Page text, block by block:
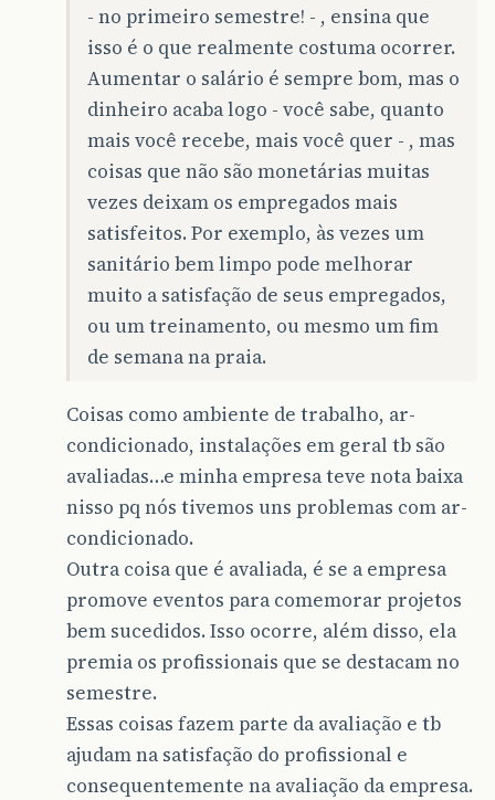
- no primeiro semestre! - , ensina que
isso é o que realmente costuma ocorrer.
Aumentar o salário é sempre bom, mas o
dinheiro acaba logo - você sabe, quanto
mais você recebe, mais você quer - , mas
coisas que não são monetárias muitas
vezes deixam os empregados mais
satisfeitos. Por exemplo, às vezes um
sanitário bem limpo pode melhorar
muito a satisfação de seus empregados,
ou um treinamento, ou mesmo um fim
de semana na praia.
Coisas como ambiente de trabalho, ar-
condicionado, instalações em geral tb são
avaliadas…e minha empresa teve nota baixa
nisso pq nós tivemos uns problemas com ar-
condicionado.
Outra coisa que é avaliada, é se a empresa
promove eventos para comemorar projetos
bem sucedidos. Isso ocorre, além disso, ela
premia os profissionais que se destacam no
semestre.
Essas coisas fazem parte da avaliação e tb
ajudam na satisfação do profissional e
consequentemente na avaliação da empresa.